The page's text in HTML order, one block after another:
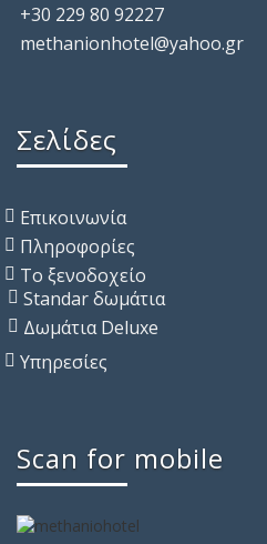
+30 229 80 92227
methanionhotel@yahoo.gr
Σελίδες
Επικοινωνία
Πληροφορίες
Το ξενοδοχείο
Standar δωμάτια
Δωμάτια Deluxe
Υπηρεσίες
Scan for mobile